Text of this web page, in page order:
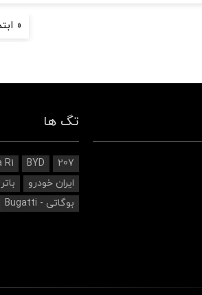
«
تگ ها
207
BYD
ایران خودرو
بوگاتی - Bugatti